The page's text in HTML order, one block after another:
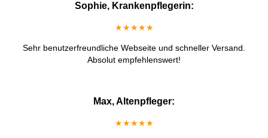
Sophie, Krankenpflegerin:
★★★★★
Sehr benutzerfreundliche Webseite und schneller Versand.
Absolut empfehlenswert!
Max, Altenpfleger:
★★★★★